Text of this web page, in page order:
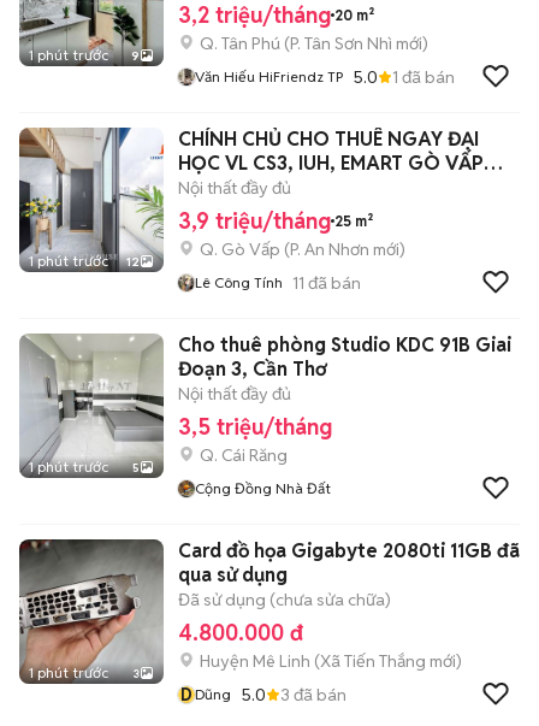
1 phút trước 9
3,2 triệu/tháng 20 m²
Q. Tân Phú (P. Tân Sơn Nhì mới)
Văn Hiếu HiFriendz TP 5.0 1 đã bán
1 phút trước 12
CHÍNH CHỦ CHO THUÊ NGAY ĐẠI
HỌC VL CS3, IUH, EMART GÒ VẤP
FULL NT GV
Nội thất đầy đủ
3,9 triệu/tháng 25 m²
Q. Gò Vấp (P. An Nhơn mới)
Lê Công Tính 11 đã bán
1 phút trước 5
Cho thuê phòng Studio KDC 91B Giai
Đoạn 3, Cần Thơ
Nội thất đầy đủ
3,5 triệu/tháng
Q. Cái Răng
Cộng Đồng Nhà Đất
1 phút trước 3
Card đồ họa Gigabyte 2080ti 11GB đã
qua sử dụng
Đã sử dụng (chưa sửa chữa)
4.800.000 đ
Huyện Mê Linh (Xã Tiến Thắng mới)
DDũng 5.0 3 đã bán